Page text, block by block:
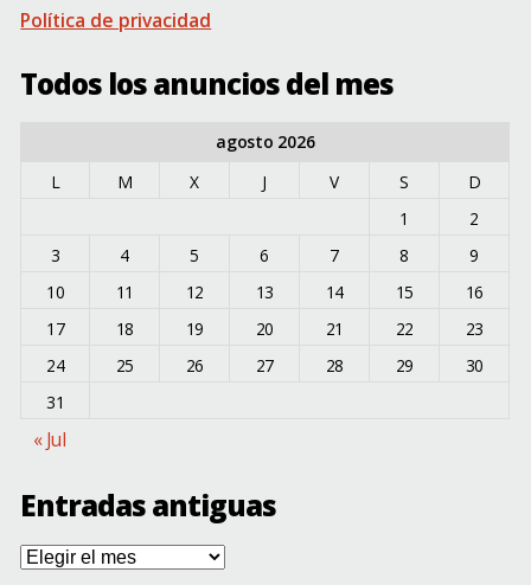
Política de privacidad
Todos los anuncios del mes
agosto 2026
L
M X J V S
D
1
2
3
4 5 6 7 8
9
10
11 12 13 14 15
16
17
18 19 20 21 22
23
24
25 26 27 28 29
30
31
« Jul
Entradas antiguas
Entradas
antiguas